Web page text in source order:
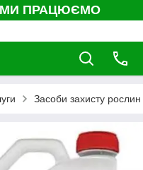
МИ ПРАЦЮЄМО
Засоби захисту рослин